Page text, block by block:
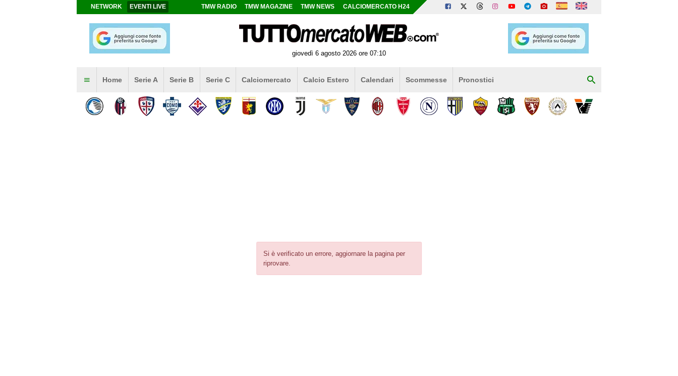
Si è verificato un errore, aggiornare la pagina per
riprovare.
NETWORK EVENTI LIVE TMW RADIO TMW MAGAZINE TMW NEWS CALCIOMERCATO H24
giovedì 6 agosto 2026 ore 07:10
Home Serie A Serie B Serie C Calciomercato Calcio Estero Calendari Scommesse Pronostici